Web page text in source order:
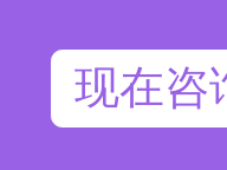
现在咨